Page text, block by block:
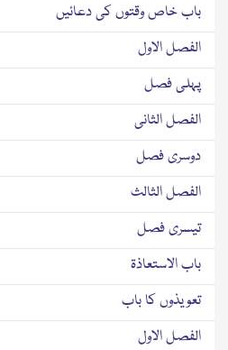
باب خاص وقتوں کی دعائیں
الفصل الاول
پہلی فصل
الفصل الثانی
دوسری فصل
الفصل الثالث
تیسری فصل
باب الاستعاذۃ
تعویذوں کا باب
الفصل الاول